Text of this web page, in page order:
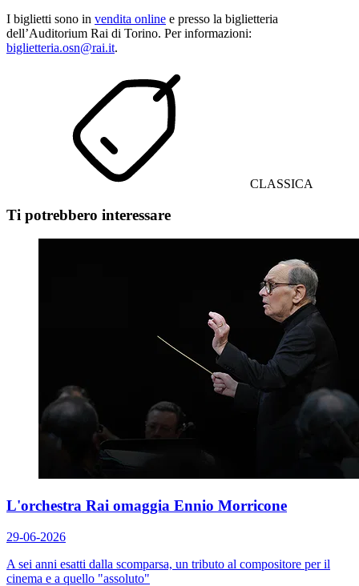
I biglietti sono in vendita online e presso la biglietteria
dell’Auditorium Rai di Torino. Per informazioni:
biglietteria.osn@rai.it.
CLASSICA
Ti potrebbero interessare
L'orchestra Rai omaggia Ennio Morricone
29-06-2026
A sei anni esatti dalla scomparsa, un tributo al compositore per il
cinema e a quello "assoluto"